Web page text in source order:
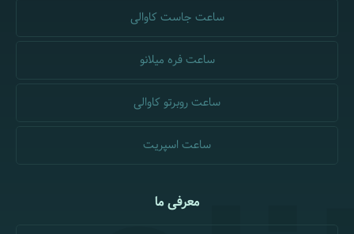
ساعت جاست کاوالی
ساعت فره میلانو
ساعت روبرتو کاوالی
ساعت اسپریت
معرفی ما